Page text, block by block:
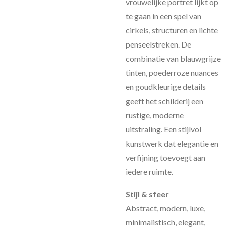
te gaan in een spel van
cirkels, structuren en lichte
penseelstreken. De
combinatie van blauwgrijze
tinten, poederroze nuances
en goudkleurige details
geeft het schilderij een
rustige, moderne
uitstraling. Een stijlvol
kunstwerk dat elegantie en
verfijning toevoegt aan
iedere ruimte.
Stijl & sfeer
Abstract, modern, luxe,
minimalistisch, elegant,